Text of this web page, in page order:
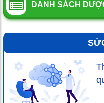
DANH SÁCH